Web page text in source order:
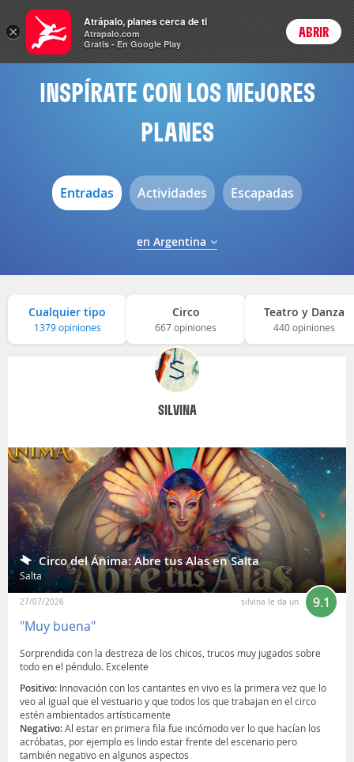
Menú Precios enPeso
ARSCambiar moneda
Login
INSPÍRATE CON LOS MEJORES
PLANES
Entradas Actividades Escapadas
en Argentina
Cualquier tipo
1379 opiniones
Circo
667 opiniones
Teatro y Danza
440 opiniones
SILVINA
Circo del Ánima: Abre tus Alas en Salta
Salta
27/07/2026 silvina le da un
9.1
"Muy buena"
Sorprendida con la destreza de los chicos, trucos muy jugados sobre
todo en el péndulo. Excelente
Positivo: Innovación con los cantantes en vivo es la primera vez que lo
veo al igual que el vestuario y que todos los que trabajan en el circo
estén ambientados artísticamente
Negativo:Al estar en primera fila fue incómodo ver lo que hacían los
acróbatas, por ejemplo es lindo estar frente del escenario pero
también negativo en algunos aspectos
×
Atrápalo, planes cerca de ti
Atrapalo.com
Gratis - En Google Play
ABRIR